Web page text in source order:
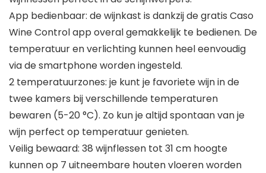
App bedienbaar: de wijnkast is dankzij de gratis Caso
Wine Control app overal gemakkelijk te bedienen. De
temperatuur en verlichting kunnen heel eenvoudig
via de smartphone worden ingesteld.
2 temperatuurzones: je kunt je favoriete wijn in de
twee kamers bij verschillende temperaturen
bewaren (5-20 °C). Zo kun je altijd spontaan van je
wijn perfect op temperatuur genieten.
Veilig bewaard: 38 wijnflessen tot 31 cm hoogte
kunnen op 7 uitneembare houten vloeren worden